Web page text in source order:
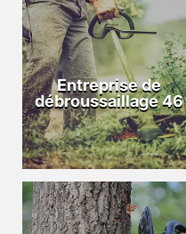
Entreprise de
débroussaillage 46